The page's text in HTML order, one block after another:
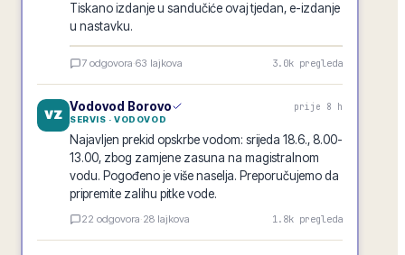
Tiskano izdanje u sandučiće ovaj tjedan, e-izdanje
u nastavku.
E-GLASILO
Borovo glasnik · lipanj 2026.
7 odgovora·63 lajkova 3.0k pregleda
VZ
Vodovod Borovo prije 8 h
SERVIS · VODOVOD
Najavljen prekid opskrbe vodom: srijeda 18.6., 8.00-
13.00, zbog zamjene zasuna na magistralnom
vodu. Pogođeno je više naselja. Preporučujemo da
pripremite zalihu pitke vode.
22 odgovora·28 lajkova 1.8k pregleda